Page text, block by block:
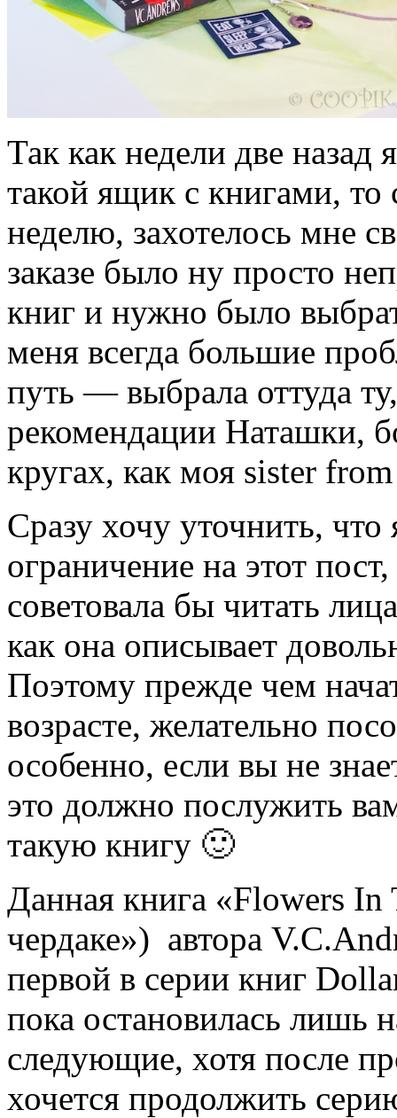
Так как недели две
такой ящик с книгами,
неделю, захотелось мне
заказе было ну просто
книг и нужно было
меня всегда большие
путь — выбрала оттуда
рекомендации Наташки,
кругах, как моя sister
Сразу хочу уточнить, что
ограничение на этот
советовала бы читать
как она описывает
Поэтому прежде чем
возрасте, желательно
особенно, если вы не
это должно послужить
такую книгу 🙂
Данная книга «Flowers
чердаке») автора
первой в серии книг
пока остановилась лишь
следующие, хотя после
хочется продолжить